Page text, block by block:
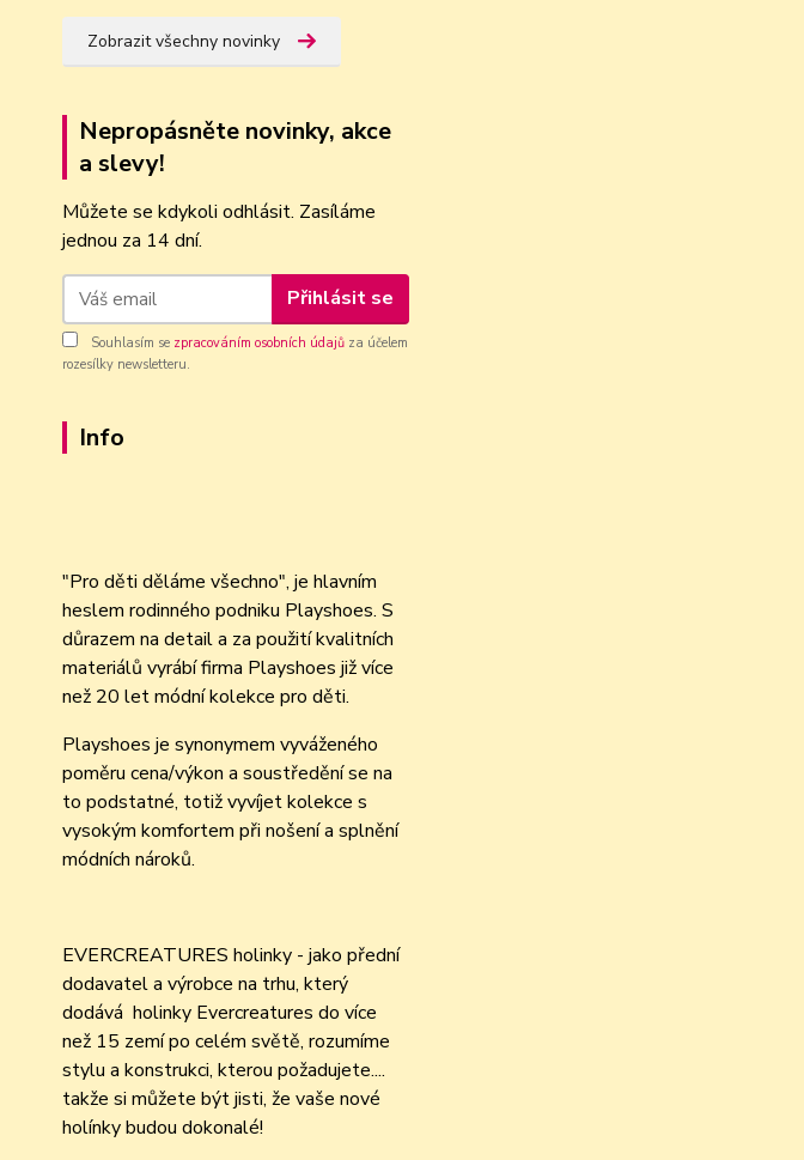
Zobrazit všechny novinky
Nepropásněte novinky, akce
a slevy!
Můžete se kdykoli odhlásit. Zasíláme
jednou za 14 dní.
Přihlásit se
Souhlasím se zpracováním osobních údajů za účelem
rozesílky newsletteru.
Info
"Pro děti děláme všechno", je hlavním
heslem rodinného podniku Playshoes. S
důrazem na detail a za použití kvalitních
materiálů vyrábí firma Playshoes již více
než 20 let módní kolekce pro děti.
Playshoes je synonymem vyváženého
poměru cena/výkon a soustředění se na
to podstatné, totiž vyvíjet kolekce s
vysokým komfortem při nošení a splnění
módních nároků.
EVERCREATURES holinky - jako přední
dodavatel a výrobce na trhu, který
dodává holinky Evercreatures do více
než 15 zemí po celém světě, rozumíme
stylu a konstrukci, kterou požadujete....
takže si můžete být jisti, že vaše nové
holínky budou dokonalé!